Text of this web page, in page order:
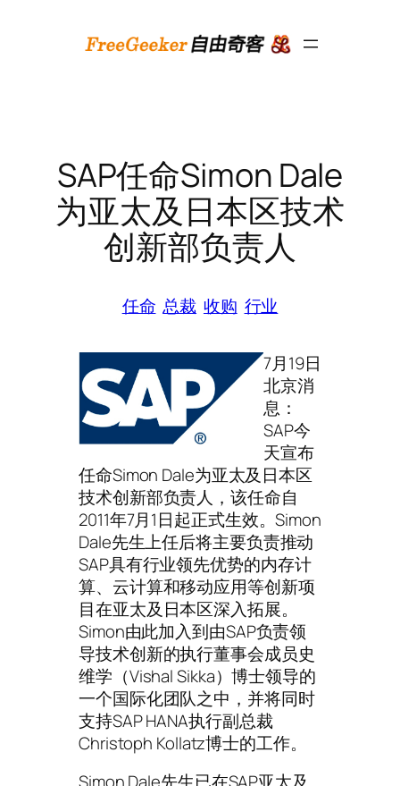
SAP任命Simon Dale
为亚太及日本区技术
创新部负责人
任命 总裁 收购 行业
7月19日
北京消
息：
SAP今
天宣布
任命Simon Dale为亚太及日本区
技术创新部负责人，该任命自
2011年7月1日起正式生效。Simon
Dale先生上任后将主要负责推动
SAP具有行业领先优势的内存计
算、云计算和移动应用等创新项
目在亚太及日本区深入拓展。
Simon由此加入到由SAP负责领
导技术创新的执行董事会成员史
维学（Vishal Sikka）博士领导的
一个国际化团队之中，并将同时
支持SAP HANA执行副总裁
Christoph Kollatz博士的工作。